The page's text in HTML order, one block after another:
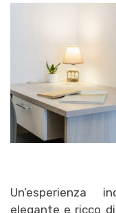
Un’esperienza
elegante e ricco